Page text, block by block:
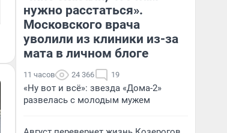
нужно расстаться».
Московского врача
уволили из клиники из-за
мата в личном блоге
11 часов 24 366 19
«Ну вот и всё»: звезда «Дома-2»
развелась с молодым мужем